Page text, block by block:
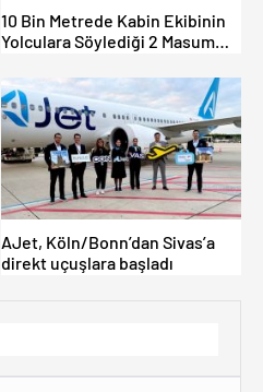
10 Bin Metrede Kabin Ekibinin
Yolculara Söylediği 2 Masum
AJet, Köln/Bonn’dan Sivas’a
direkt uçuşlara başladı